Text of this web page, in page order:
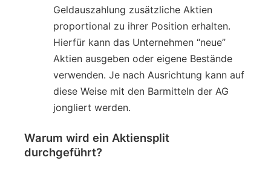
Geldauszahlung zusätzliche Aktien
proportional zu ihrer Position erhalten.
Hierfür kann das Unternehmen “neue”
Aktien ausgeben oder eigene Bestände
verwenden. Je nach Ausrichtung kann auf
diese Weise mit den Barmitteln der AG
jongliert werden.
Warum wird ein Aktiensplit
durchgeführt?